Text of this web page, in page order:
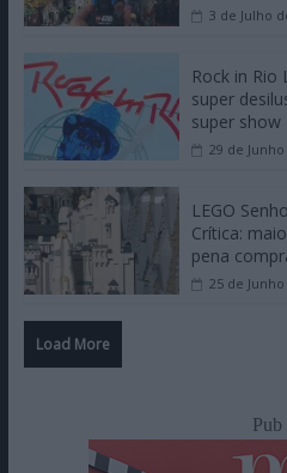
3 de Julho
Rock in Rio
super
super show
29 de
LEGO
Crítica:
pena
25 de
Load More
Pub